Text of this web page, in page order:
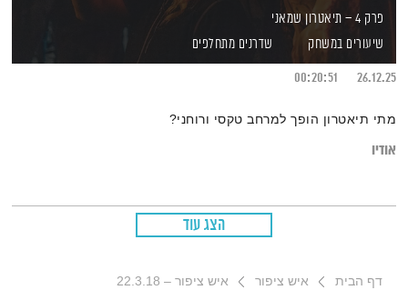
פרק 4 – תיאטרון שמאני
שיעורים במשחק
שדרנים מתחלפים
26.12.25
00:20:51
מתי תיאטרון הופך למרחב טקסי ורוחני?
אודיו
הצג עוד
דף הבית איש ציפור איש ציפור – 22.3.18